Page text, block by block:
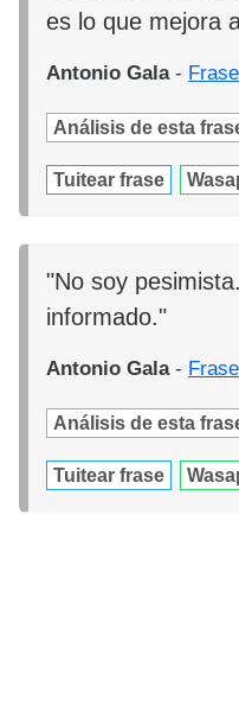
es lo que mejora
Antonio Gala-
Análisis de esta
Tuitear frase
"No soy
informado."
Antonio Gala-
Análisis de esta
Tuitear frase